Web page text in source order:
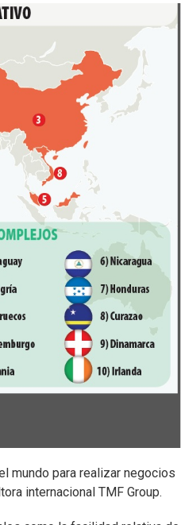
mundo para realizar negocios
internacional TMF Group.